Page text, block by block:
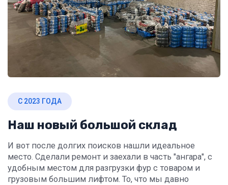
С 2023 ГОДА
Наш новый большой склад
И вот после долгих поисков нашли идеальное
место. Сделали ремонт и заехали в часть "ангара", с
удобным местом для разгрузки фур с товаром и
грузовым большим лифтом. То, что мы давно